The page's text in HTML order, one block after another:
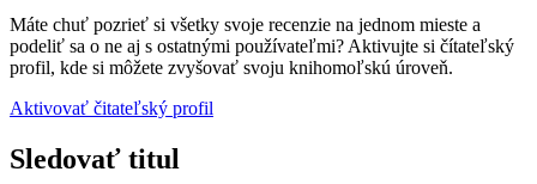
Máte chuť pozrieť si všetky svoje recenzie na jednom mieste a
podeliť sa o ne aj s ostatnými používateľmi? Aktivujte si čítateľský
profil, kde si môžete zvyšovať svoju knihomoľskú úroveň.
Aktivovať čitateľský profil
Sledovať titul